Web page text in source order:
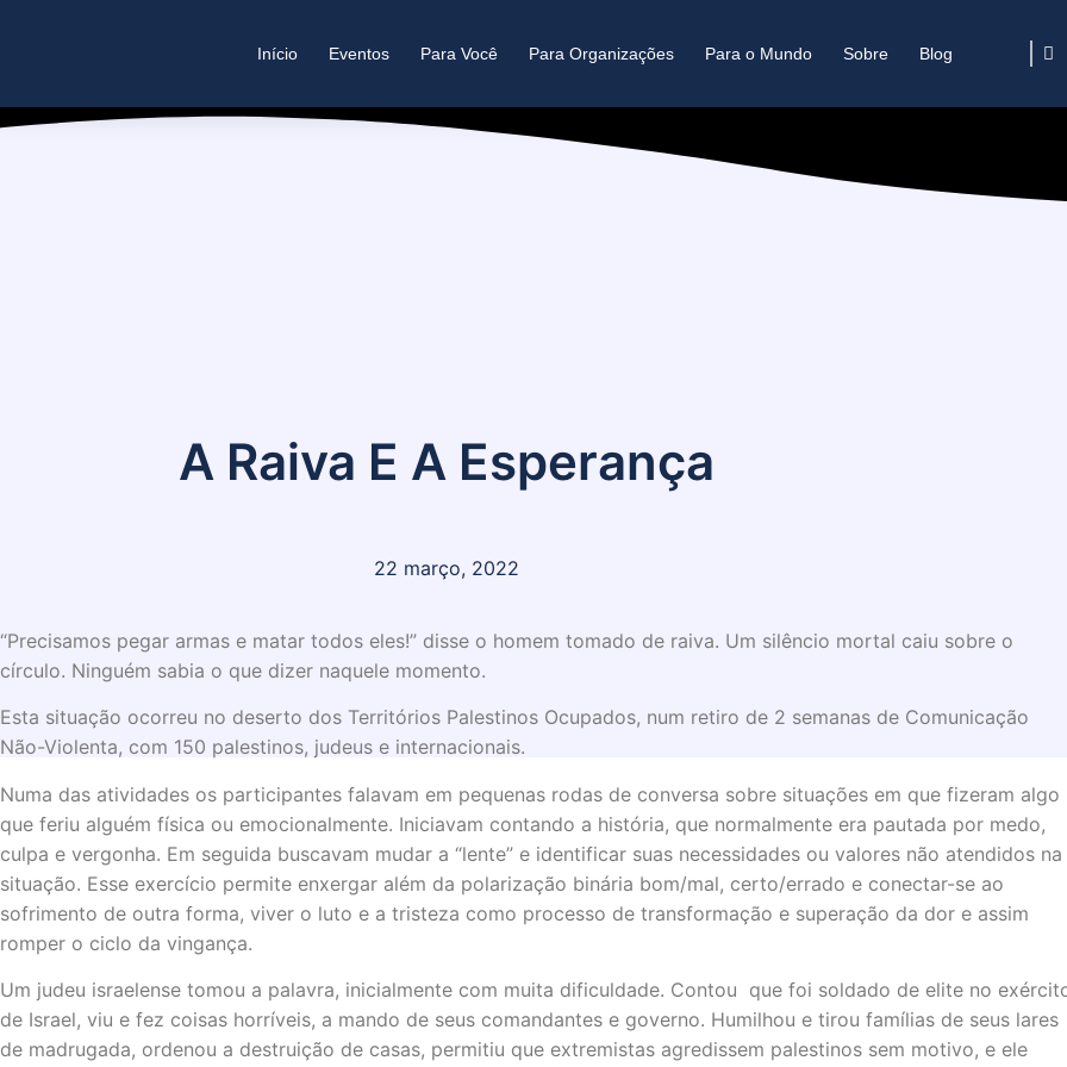
Início Eventos Para Você Para Organizações Para o Mundo Sobre Blog
A Raiva E A Esperança
22 março, 2022
“Precisamos pegar armas e matar todos eles!” disse o homem tomado de raiva. Um silêncio mortal caiu sobre o
círculo. Ninguém sabia o que dizer naquele momento.
Esta situação ocorreu no deserto dos Territórios Palestinos Ocupados, num retiro de 2 semanas de Comunicação
Não-Violenta, com 150 palestinos, judeus e internacionais.
Numa das atividades os participantes falavam em pequenas rodas de conversa sobre situações em que fizeram algo
que feriu alguém física ou emocionalmente. Iniciavam contando a história, que normalmente era pautada por medo,
culpa e vergonha. Em seguida buscavam mudar a “lente” e identificar suas necessidades ou valores não atendidos na
situação. Esse exercício permite enxergar além da polarização binária bom/mal, certo/errado e conectar-se ao
sofrimento de outra forma, viver o luto e a tristeza como processo de transformação e superação da dor e assim
romper o ciclo da vingança.
Um judeu israelense tomou a palavra, inicialmente com muita dificuldade. Contou que foi soldado de elite no
de Israel, viu e fez coisas horríveis, a mando de seus comandantes e governo. Humilhou e tirou famílias de seus lares
de madrugada, ordenou a destruição de casas, permitiu que extremistas agredissem palestinos sem motivo, e ele